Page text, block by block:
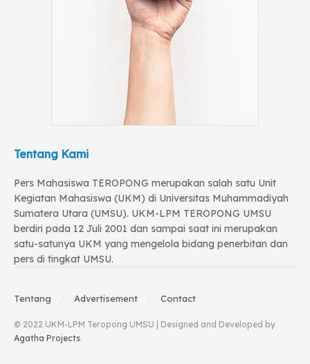
Tentang Kami
Pers Mahasiswa TEROPONG merupakan salah satu Unit
Kegiatan Mahasiswa (UKM) di Universitas Muhammadiyah
Sumatera Utara (UMSU). UKM-LPM TEROPONG UMSU
berdiri pada 12 Juli 2001 dan sampai saat ini merupakan
satu-satunya UKM yang mengelola bidang penerbitan dan
pers di tingkat UMSU.
Tentang Advertisement Contact
© 2022 UKM-LPM Teropong UMSU | Designed and Developed by
Agatha Projects.